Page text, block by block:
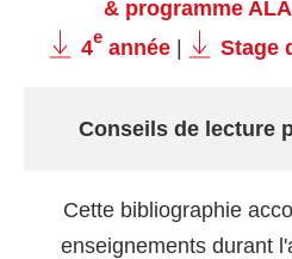
& programme ALA
4e année Stage
Conseils de lecture
Cette bibliographie
enseignements durant